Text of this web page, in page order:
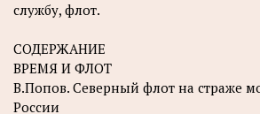
службу, флот.
СОДЕРЖАНИЕ
ВРЕМЯ И ФЛОТ
В.Попов. Северный флот на страже
России